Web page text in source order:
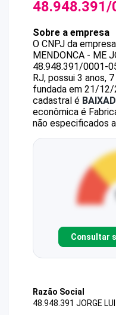
48.948.391/
Sobre a empresa
O CNPJ da empresa
MENDONCA - ME
48.948.391/0001-
RJ, possui 3 anos,
fundada em 21/12/
cadastral é
econômica é
não especificados
Consultar
Razão Social
48.948.391 JORGE